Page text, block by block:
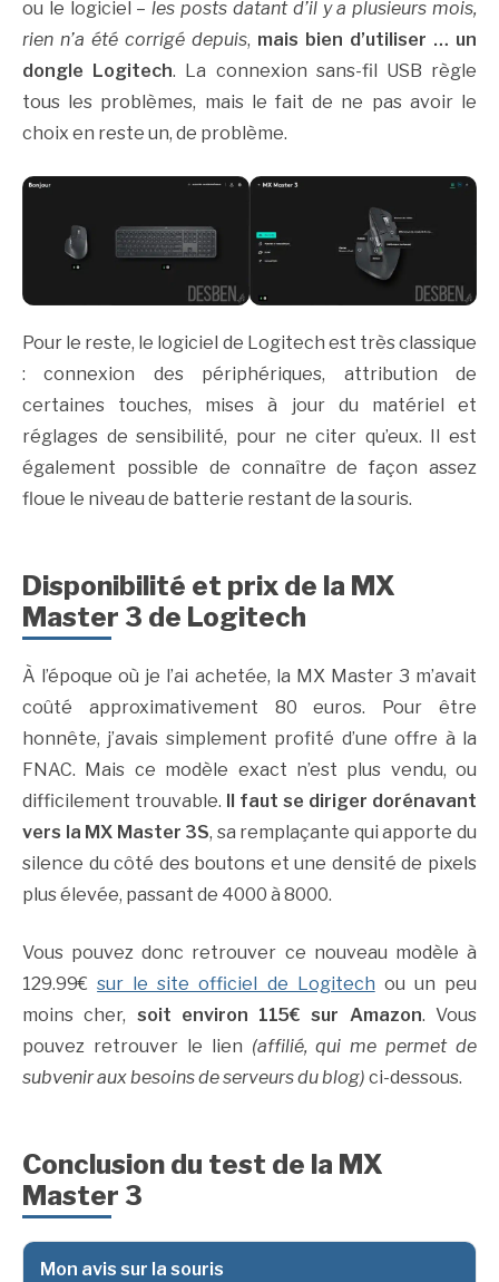
ou le logiciel –les posts datant d’il y a plusieurs mois,
rien n’a été corrigé depuis, mais bien d’utiliser … un
dongle Logitech. La connexion sans-fil USB règle
tous les problèmes, mais le fait de ne pas avoir le
choix en reste un, de problème.
Pour le reste, le logiciel de Logitech est très classique
: connexion des périphériques, attribution de
certaines touches, mises à jour du matériel et
réglages de sensibilité, pour ne citer qu’eux. Il est
également possible de connaître de façon assez
floue le niveau de batterie restant de la souris.
Disponibilité et prix de la MX
Master 3 de Logitech
À l’époque où je l’ai achetée, la MX Master 3 m’avait
coûté approximativement 80 euros. Pour être
honnête, j’avais simplement profité d’une offre à la
FNAC. Mais ce modèle exact n’est plus vendu, ou
difficilement trouvable. Il faut se diriger dorénavant
vers la MX Master 3S, sa remplaçante qui apporte du
silence du côté des boutons et une densité de pixels
plus élevée, passant de 4000 à 8000.
Vous pouvez donc retrouver ce nouveau modèle à
129.99€sur le site officiel de Logitech ou un peu
moins cher, soit environ 115€ sur Amazon. Vous
pouvez retrouver le lien (affilié, qui me permet de
subvenir aux besoins de serveurs du blog) ci-dessous.
Conclusion du test de la MX
Master 3
Mon avis sur la souris